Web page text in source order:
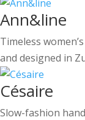
Ann&line
Timeless
and designed in
Césaire
Slow-fashion